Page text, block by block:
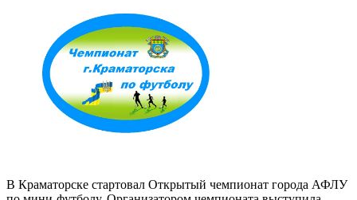
В Краматорске стартовал Открытый чемпионат города АФЛУ